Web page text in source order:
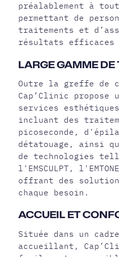
préalablement à
permettant de
traitements et
résultats efficaces
LARGE GAMME
Outre la greffe de
Cap’Clinic propose
services
incluant des
picoseconde,
détatouage, ainsi
de technologies
l'EMSCULPT,
offrant des
chaque besoin.
ACCUEIL ET
Située dans un
accueillant,